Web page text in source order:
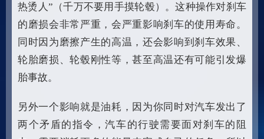
热烫人”（千万不要用手摸轮毂）。这种操作对刹车
的磨损会非常严重，会严重影响刹车的使用寿命。
同时因为磨擦产生的高温，还会影响到刹车效果、
轮胎磨损、轮毂刚性等，甚至高温还有可能引发爆
胎事故。
另外一个影响就是油耗，因为你同时对汽车发出了
两个矛盾的指令，汽车的行驶需要面对刹车的阻